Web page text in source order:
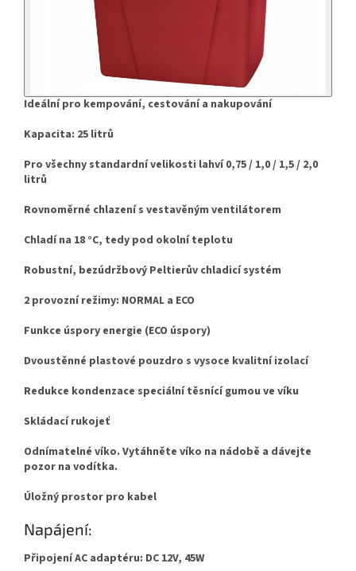
Ideální pro kempování, cestování a nakupování
Kapacita: 25 litrů
Pro všechny standardní velikosti lahví 0,75 / 1,0 / 1,5 / 2,0
litrů
Rovnoměrné chlazení s vestavěným ventilátorem
Chladí na 18 °C, tedy pod okolní teplotu
Robustní, bezúdržbový Peltierův chladicí systém
2 provozní režimy: NORMAL a ECO
Funkce úspory energie (ECO úspory)
Dvoustěnné plastové pouzdro s vysoce kvalitní izolací
Redukce kondenzace speciální těsnící gumou ve víku
Skládací rukojeť
Odnímatelné víko. Vytáhněte víko na nádobě a dávejte
pozor na vodítka.
Úložný prostor pro kabel
Napájení:
Připojení AC adaptéru: DC 12V, 45W